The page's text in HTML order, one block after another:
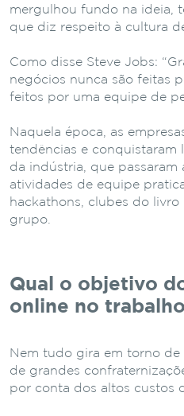
mergulhou fundo na ideia,
que diz respeito à cultura
Como disse Steve Jobs:
negócios nunca são feitas
feitos por uma equipe de
Naquela época, as
tendências e conquistaram
da indústria, que passaram
atividades de equipe
hackathons, clubes do livro
grupo.
Qual o objetivo
online no
Nem tudo gira em torno de
de grandes
por conta dos altos custos